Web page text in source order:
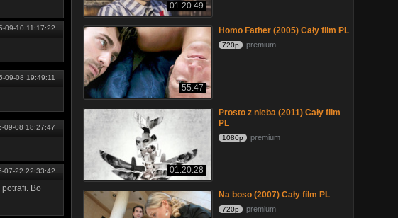
09-10 11:17:22
09-08 19:49:11
09-08 18:27:47
07-22 22:33:42
Bo
01:20:49
55:47
Homo Father (2005) Cały film PL
720p premium
01:20:28
Prosto z nieba (2011) Cały film
PL
1080p premium
Na boso (2007) Cały film PL
720p premium